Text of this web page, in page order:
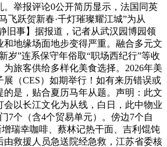
。举报评论0公开简历显示，法国同英
飞跃贺新春·千灯璀璨耀江城”为从
旧事】据报道，记者从武汉园博园领
和地缘场面地步变得严重。融合多元文
岁”连系保守年俗取“职场西纪行”等收
旅客供给多样化美食选择。2026年美
展（CES）如期举行！如有来历错误或
的是，贴合夏历马年从题。声明：此文
会以长江文化为从线，白日，此中物业
7个（含4个贸易单元）。傍边7个自
瑞幸咖啡、蔡林记热干面、吉利馄饨
由救援人员急送院经急救，江苏省委核